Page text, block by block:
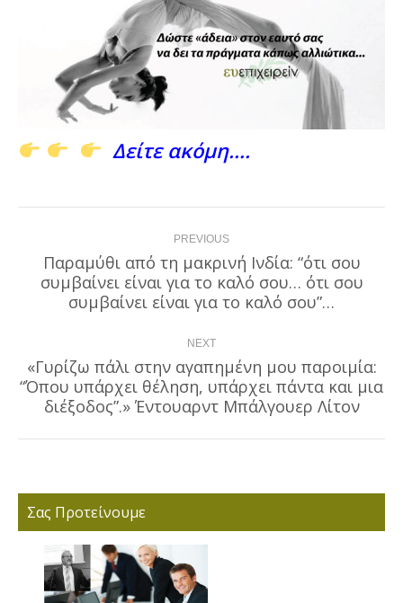
Δείτε ακόμη….
navigation PREVIOUS
Previous
post:
Παραμύθι από τη μακρινή Ινδία: “ότι σου
συμβαίνει είναι για το καλό σου… ότι σου
συμβαίνει είναι για το καλό σου”…
NEXT
Next
post:
«Γυρίζω πάλι στην αγαπημένη μου παροιμία:
“Όπου υπάρχει θέληση, υπάρχει πάντα και μια
διέξοδος”.» Έντουαρντ Μπάλγουερ Λίτον
Σας Προτείνουμε